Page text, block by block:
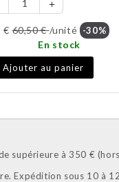
€60,50 €/unité -30%
En stock
Ajouter au panier
supérieure à 350 €
Expédition sous 10 à